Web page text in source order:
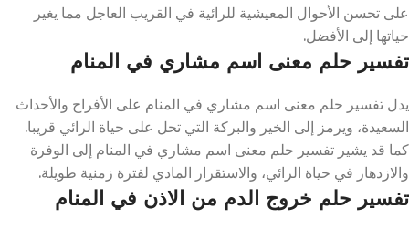
على تحسن الأحوال المعيشية للرائية في القريب العاجل مما يغير
حياتها إلى الأفضل.
تفسير حلم معنى اسم مشاري في المنام
يدل تفسير حلم معنى اسم مشاري في المنام على الأفراح والأحداث
السعيدة، ويرمز إلى الخير والبركة التي تحل على حياة الرائي قريبا.
كما قد يشير تفسير حلم معنى اسم مشاري في المنام إلى الوفرة
والازدهار في حياة الرائي، والاستقرار المادي لفترة زمنية طويلة.
تفسير حلم خروج الدم من الاذن في المنام